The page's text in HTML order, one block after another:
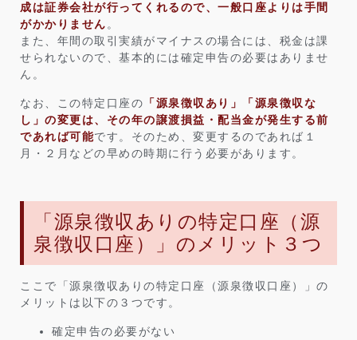
成は証券会社が行ってくれるので、一般口座よりは手間
がかかりません。
また、年間の取引実績がマイナスの場合には、税金は課
せられないので、基本的には確定申告の必要はありませ
ん。
なお、この特定口座の 「源泉徴収あり」「源泉徴収な
し」の変更は、その年の譲渡損益・配当金が発生する前
であれば可能です。そのため、変更するのであれば１
月・２月などの早めの時期に行う必要があります。
「源泉徴収ありの特定口座（源
泉徴収口座）」のメリット３つ
ここで「源泉徴収ありの特定口座（源泉徴収口座）」の
メリットは以下の３つです。
確定申告の必要がない